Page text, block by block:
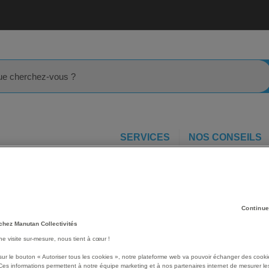
SERVICES NOS CONSEILS
Conçu pour surélever
nettoyage du sol.
Améliore la circulation de
Manutan Collectivités
visite sur-mesure, nous tient à cœur !
le bouton « Autoriser tous les cookies », notre plateforme web va pouvoir échanger des
informations permettent à notre équipe marketing et à nos partenaires internet de mesurer